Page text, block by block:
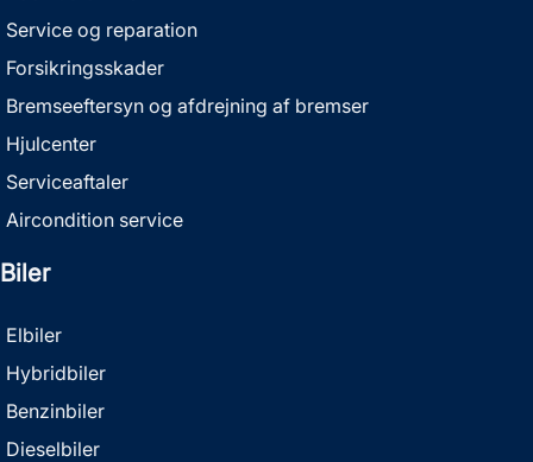
Service og reparation
Forsikringsskader
Bremseeftersyn og afdrejning af bremser
Hjulcenter
Serviceaftaler
Aircondition service
Biler
Elbiler
Hybridbiler
Benzinbiler
Dieselbiler